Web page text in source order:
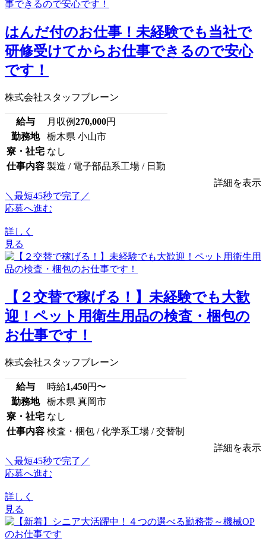
はんだ付のお仕事！未経験でも当社で
研修受けてからお仕事できるので安心
です！
株式会社スタッフブレーン
給与 月収例270,000円
勤務地
栃木県 小山市
寮・社宅 なし
仕事内容 製造 / 電子部品系工場 / 日勤
詳細を表示
＼最短45秒で完了／
応募へ進む
詳しく
見る
【２交替で稼げる！】未経験でも大歓
迎！ペット用衛生用品の検査・梱包の
お仕事です！
株式会社スタッフブレーン
給与 時給1,450円〜
勤務地
栃木県 真岡市
寮・社宅 なし
仕事内容 検査・梱包 / 化学系工場 / 交替制
詳細を表示
＼最短45秒で完了／
応募へ進む
詳しく
見る